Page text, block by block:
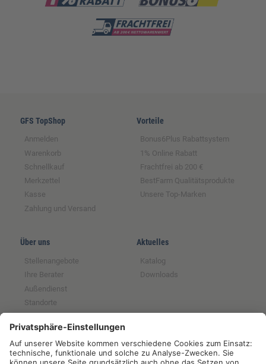
GFS TopShop
Anmelden
Warenkorb
Schnellkauf
Merkzettel
Kasse
Zahlung und Versand
Vorteile
Bonus6Plus Rabattsystem
1% Online Rabatt
Frachtfrei ab 200 €
BestFarm Qualitätsprodukte
Unsere Top-Marken
Über uns
Stellenangebote
Ihre Berater
Außendienst
Standorte
Aktuelles
Katalog
Downloads
Partnerschaften Rechtliches